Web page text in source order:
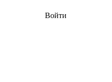
Войти